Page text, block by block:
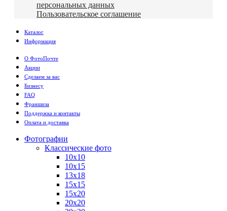
персональных данных
Пользовательское соглашение
Каталог
Информация
О ФотоПочте
Акции
Сделаем за вас
Бизнесу
FAQ
Франшиза
Поддержка и контакты
Оплата и доставка
Фотографии
Классические фото
10х10
10х15
13х18
15х15
15х20
20х20